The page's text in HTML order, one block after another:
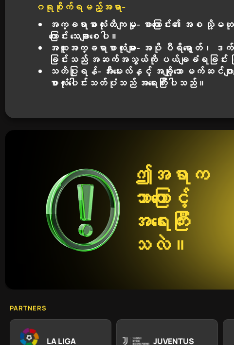
ဂရုစိုက်ရမည့်အရာ-
အက္ခရာစာလုံးတိကျမှု- စာကြောင်း၏ အစ
ကြောင်း သေချာစေပါ။
အထူးအက္ခရာစာလုံးများ- အပို ပီရိရော့တ်၊
ခြင်းသည် အဆက်အသွယ်ကို ပယ်ချခံရခြင်း
သတိပြုရန်- အီးမေးလ်နှင့် အချို့သော မက်ဆင်ဂျ
စာလုံးပေါင်းသတ်ပုံသည် အရေးကြီးပါသည်။
ဤအရာက
ဘာကြောင့်
အရေးကြီး
သလဲ။
PARTNERS
LA LIGA JUVENTUS